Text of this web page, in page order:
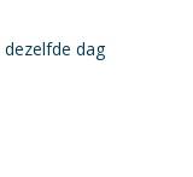
dezelfde dag